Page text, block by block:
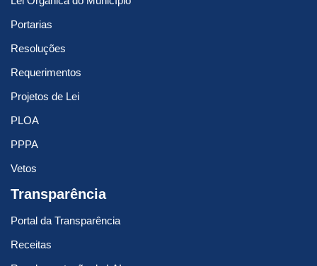
Portarias
Resoluções
Requerimentos
Projetos de Lei
PLOA
PPPA
Vetos
Transparência
Portal da Transparência
Receitas